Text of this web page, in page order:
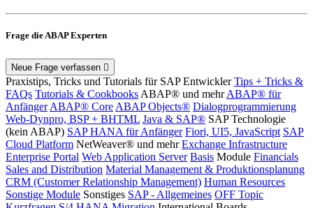
Frage die ABAP Experten
Neue Frage verfassen
Praxistips, Tricks und Tutorials für SAP Entwickler Tips + Tricks &
FAQs Tutorials & Cookbooks ABAP® und mehr ABAP® für
Anfänger ABAP® Core ABAP Objects® Dialogprogrammierung
Web-Dynpro, BSP + BHTML Java & SAP® SAP Technologie
(kein ABAP) SAP HANA für Anfänger Fiori, UI5, JavaScript SAP
Cloud Platform NetWeaver® und mehr Exchange Infrastructure
Enterprise Portal Web Application Server Basis Module Financials
Sales and Distribution Material Management & Produktionsplanung
CRM (Customer Relationship Management) Human Resources
Sonstige Module Sonstiges SAP - Allgemeines OFF Topic